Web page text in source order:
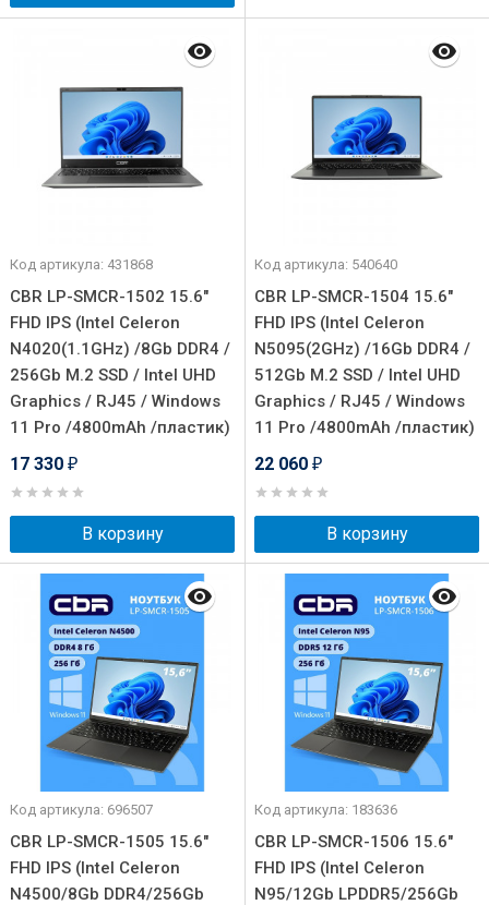
Код артикула: 431868
CBR LP-SMCR-1502 15.6"
FHD IPS (Intel Celeron
N4020(1.1GHz) /8Gb DDR4 /
256Gb M.2 SSD / Intel UHD
Graphics / RJ45 / Windows
11 Pro /4800mAh /пластик)
17 330 ₽
В корзину
Код артикула: 540640
CBR LP-SMCR-1504 15.6"
FHD IPS (Intel Celeron
N5095(2GHz) /16Gb DDR4 /
512Gb M.2 SSD / Intel UHD
Graphics / RJ45 / Windows
11 Pro /4800mAh /пластик)
22 060 ₽
В корзину
Код артикула: 696507
CBR LP-SMCR-1505 15.6"
FHD IPS (Intel Celeron
N4500/8Gb DDR4/256Gb
Код артикула: 183636
CBR LP-SMCR-1506 15.6"
FHD IPS (Intel Celeron
N95/12Gb LPDDR5/256Gb